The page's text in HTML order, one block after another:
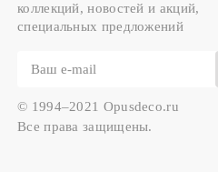
коллекций, новостей и акций,
специальных предложений
© 1994–2021 Opusdeco.ru
Все права защищены.